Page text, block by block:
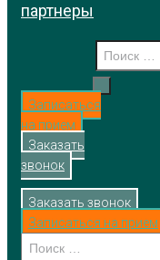
партнеры
Записаться
на прием
Заказать
звонок
Заказать звонок
Записаться на прием